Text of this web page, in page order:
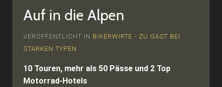
Auf in die Alpen
VERÖFFENTLICHT IN BIKERWIRTE - ZU GAST BEI
STARKEN TYPEN
10 Touren, mehr als 50 Pässe und 2 Top
Motorrad-Hotels